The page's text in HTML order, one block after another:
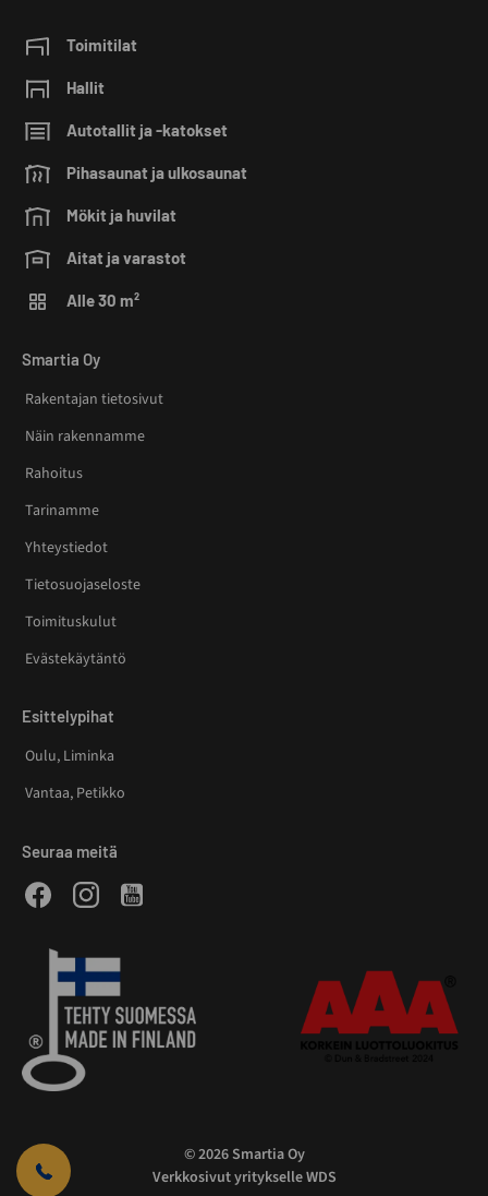
Toimitilat
Hallit
Autotallit ja -katokset
Pihasaunat ja ulkosaunat
Mökit ja huvilat
Aitat ja varastot
Alle 30 m²
Smartia Oy
Rakentajan tietosivut
Näin rakennamme
Rahoitus
Tarinamme
Yhteystiedot
Tietosuojaseloste
Toimituskulut
Evästekäytäntö
Esittelypihat
Oulu, Liminka
Vantaa, Petikko
Seuraa meitä
FacebookInstagramYoutube
© 2026 Smartia Oy
Verkkosivut yritykselle WDS